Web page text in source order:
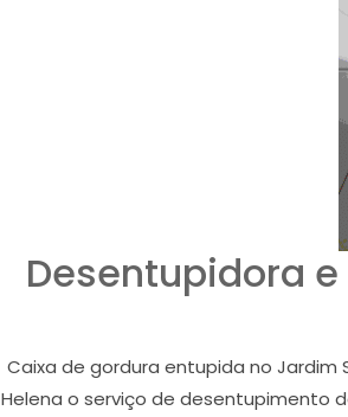
Desentupidora
Caixa de gordura entupida no
Helena o serviço de desentupimento